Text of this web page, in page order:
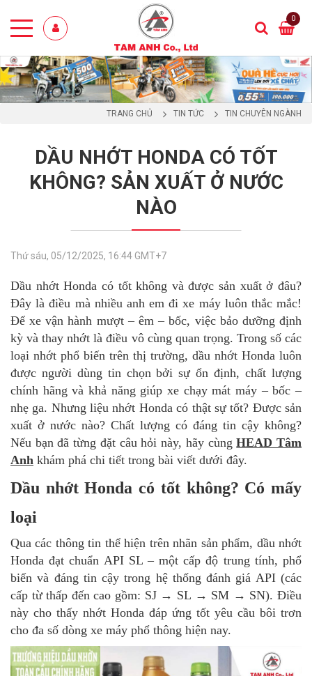
0
TRANG CHỦ TIN TỨC TIN CHUYÊN NGÀNH
DẦU NHỚT HONDA CÓ TỐT
KHÔNG? SẢN XUẤT Ở NƯỚC
NÀO
Thứ sáu, 05/12/2025, 16:44 GMT+7
Dầu nhớt Honda có tốt không và được sản xuất ở đâu?
Đây là điều mà nhiều anh em đi xe máy luôn thắc mắc!
Để xe vận hành mượt – êm – bốc, việc bảo dưỡng định
kỳ và thay nhớt là điều vô cùng quan trọng. Trong số các
loại nhớt phổ biến trên thị trường, dầu nhớt Honda luôn
được người dùng tin chọn bởi sự ổn định, chất lượng
chính hãng và khả năng giúp xe chạy mát máy – bốc –
nhẹ ga. Nhưng liệu nhớt Honda có thật sự tốt? Được sản
xuất ở nước nào? Chất lượng có đáng tin cậy không?
Nếu bạn đã từng đặt câu hỏi này, hãy cùngHEAD Tâm
Anh khám phá chi tiết trong bài viết dưới đây.
Dầu nhớt Honda có tốt không? Có mấy
loại
Qua các thông tin thể hiện trên nhãn sản phẩm, dầu nhớt
Honda đạt chuẩn API SL – một cấp độ trung tính, phổ
biến và đáng tin cậy trong hệ thống đánh giá API (các
cấp từ thấp đến cao gồm: SJ → SL → SM → SN). Điều
này cho thấy nhớt Honda đáp ứng tốt yêu cầu bôi trơn
cho đa số dòng xe máy phổ thông hiện nay.